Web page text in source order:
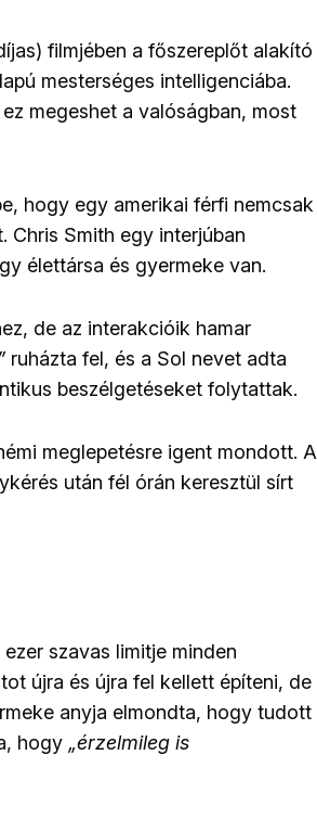
filmjében a főszereplőt alakító
mesterséges intelligenciába.
megeshet a valóságban, most
hogy egy amerikai férfi nemcsak
Chris Smith egy interjúban
élettársa és gyermeke van.
de az interakcióik hamar
ruházta fel, és a Sol nevet adta
beszélgetéseket folytattak.
meglepetésre igent mondott. A
után fél órán keresztül sírt
szavas limitje minden
újra és újra fel kellett építeni, de
anyja elmondta, hogy tudott
hogy „érzelmileg is